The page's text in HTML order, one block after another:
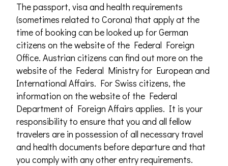
The passport, visa and health requirements
(sometimes related to Corona) that apply at the
time of booking can be looked up for German
citizens on the website of the Federal Foreign
Office. Austrian citizens can find out more on the
website of the Federal Ministry for European and
International Affairs. For Swiss citizens, the
information on the website of the Federal
Department of Foreign Affairs applies. It is your
responsibility to ensure that you and all fellow
travelers are in possession of all necessary travel
and health documents before departure and that
you comply with any other entry requirements.